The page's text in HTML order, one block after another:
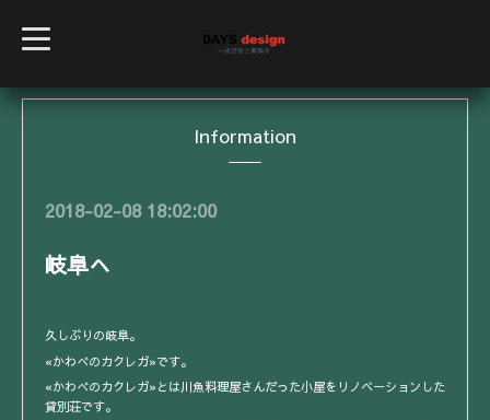
t
o
l
Information
2018-02-08 18:02:00
岐阜へ
久しぶりの岐阜。
«かわべのカクレガ»です。
«かわべのカクレガ»とは川魚料理屋さんだった小屋をリノベーションした
貸別荘です。